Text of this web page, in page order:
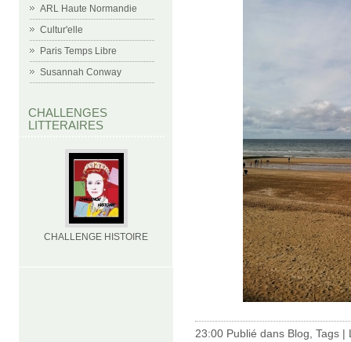
ARL Haute Normandie
Cultur'elle
Paris Temps Libre
Susannah Conway
CHALLENGES
LITTERAIRES
CHALLENGE HISTOIRE
23:00 Publié dans Blog Tags |